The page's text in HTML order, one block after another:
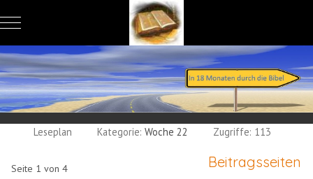
Mobile Menu Toggle
Leseplan Kategorie:Woche 22 Zugriffe: 113
Beitragsseiten
Seite 1 von 4